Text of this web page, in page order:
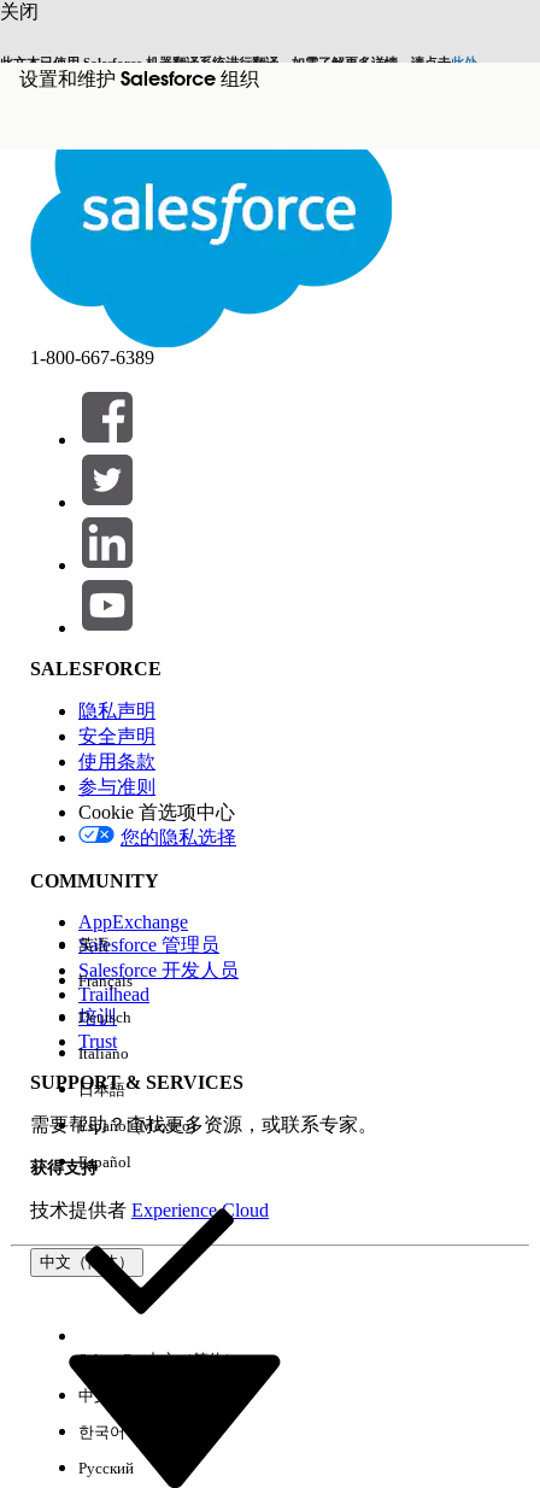
关闭
此文本已使用 Salesforce 机器翻译系统进行翻译。如需了解更多详情，请点击此处
切换为英语 而非现在
关闭关闭
设置和维护 Salesforce 组织
筛选器 (0)
选择筛选器
产品区域
功能影响
版本
体验
1-800-667-6389
SALESFORCE
隐私声明
安全声明
使用条款
参与准则
Cookie 首选项中心
您的隐私选择
COMMUNITY
AppExchange
Salesforce 管理员
Salesforce 开发人员
Trailhead
培训
Trust
SUPPORT & SERVICES
需要帮助？查找更多资源，或联系专家。
获得支持
技术提供者 Experience Cloud
中文（简体）
英语
Français
Deutsch
Italiano
日本語
Español (México)
Español
Select Org中文（简体）
中文（繁体）
한국어
Русский